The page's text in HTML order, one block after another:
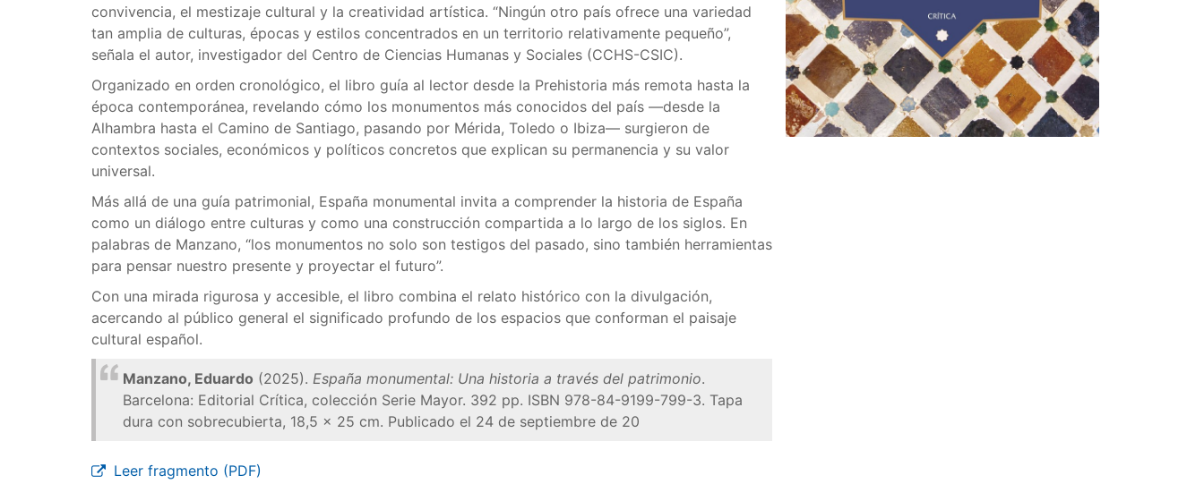
convivencia, el mestizaje cultural y la creatividad artística. “Ningún otro país ofrece una variedad
tan amplia de culturas, épocas y estilos concentrados en un territorio relativamente pequeño”,
señala el autor, investigador del Centro de Ciencias Humanas y Sociales (CCHS-CSIC).
Organizado en orden cronológico, el libro guía al lector desde la Prehistoria más remota hasta la
época contemporánea, revelando cómo los monumentos más conocidos del país —desde la
Alhambra hasta el Camino de Santiago, pasando por Mérida, Toledo o Ibiza— surgieron de
contextos sociales, económicos y políticos concretos que explican su permanencia y su valor
universal.
Más allá de una guía patrimonial, España monumental invita a comprender la historia de España
como un diálogo entre culturas y como una construcción compartida a lo largo de los siglos. En
palabras de Manzano, “los monumentos no solo son testigos del pasado, sino también herramientas
para pensar nuestro presente y proyectar el futuro”.
Con una mirada rigurosa y accesible, el libro combina el relato histórico con la divulgación,
acercando al público general el significado profundo de los espacios que conforman el paisaje
cultural español.
Manzano, Eduardo (2025). España monumental: Una historia a través del patrimonio.
Barcelona: Editorial Crítica, colección Serie Mayor. 392 pp. ISBN 978-84-9199-799-3. Tapa
dura con sobrecubierta, 18,5 × 25 cm. Publicado el 24 de septiembre de 20
Leer fragmento (PDF)